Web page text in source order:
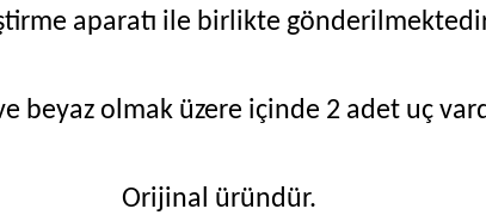
aparatı ile birlikte
beyaz olmak üzere içinde 2 adet uç
Orijinal üründür.